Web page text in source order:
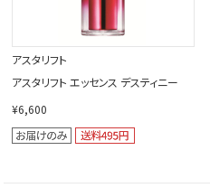
アスタリフト
アスタリフト エッセンス デスティニー
¥6,600